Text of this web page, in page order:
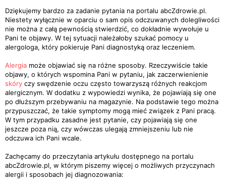
Dziękujemy bardzo za zadanie pytania na portalu abcZdrowie.pl.
Niestety wyłącznie w oparciu o sam opis odczuwanych dolegliwości
nie można z całą pewnością stwierdzić, co dokładnie wywołuje u
Pani te objawy. W tej sytuacji należałoby szukać pomocy u
alergologa, który pokieruje Pani diagnostyką oraz leczeniem.
Alergia może objawiać się na różne sposoby. Rzeczywiście takie
objawy, o których wspomina Pani w pytaniu, jak zaczerwienienie
skóry czy swędzenie oczu często towarzyszą różnych reakcjom
alergicznym. W dodatku z wypowiedzi wynika, że pojawiają się one
po dłuższym przebywaniu na magazynie. Na podstawie tego można
przypuszczać, że takie symptomy mogą mieć związek z Pani pracą.
W tym przypadku zasadne jest pytanie, czy pojawiają się one
jeszcze poza nią, czy wówczas ulegają zmniejszeniu lub nie
odczuwa ich Pani wcale.
Zachęcamy do przeczytania artykułu dostępnego na portalu
abcZdrowie.pl, w którym piszemy więcej o możliwych przyczynach
alergii i sposobach jej diagnozowania: